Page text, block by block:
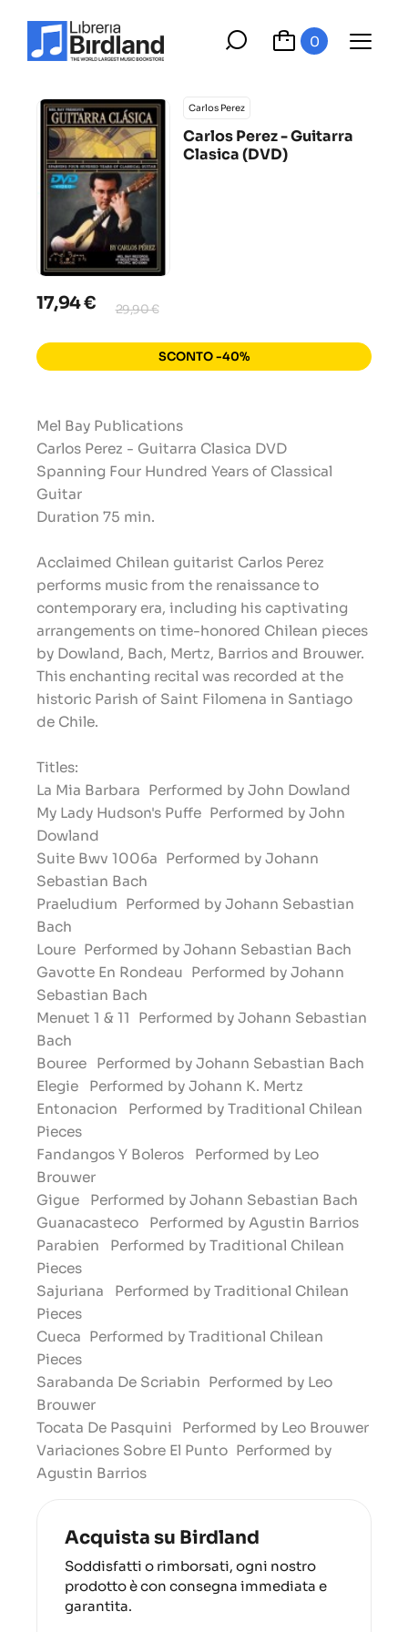
0
Carlos Perez
Carlos Perez - Guitarra
Clasica (DVD)
17,94 € 29,90 €
SCONTO -40%
Mel Bay Publications
Carlos Perez - Guitarra Clasica DVD
Spanning Four Hundred Years of Classical
Guitar
Duration 75 min.
Acclaimed Chilean guitarist Carlos Perez
performs music from the renaissance to
contemporary era, including his captivating
arrangements on time-honored Chilean pieces
by Dowland, Bach, Mertz, Barrios and Brouwer.
This enchanting recital was recorded at the
historic Parish of Saint Filomena in Santiago
de Chile.
Titles:
La Mia Barbara Performed by John Dowland
My Lady Hudson's Puffe Performed by John
Dowland
Suite Bwv 1006a Performed by Johann
Sebastian Bach
Praeludium Performed by Johann Sebastian
Bach
Loure Performed by Johann Sebastian Bach
Gavotte En Rondeau Performed by Johann
Sebastian Bach
Menuet 1 & 11
Performed by Johann Sebastian
Bach
Bouree
Performed by Johann Sebastian Bach
Elegie Performed by Johann K. Mertz
Entonacion Performed by Traditional Chilean
Pieces
Fandangos Y Boleros Performed by Leo
Brouwer
Gigue Performed by Johann Sebastian Bach
Guanacasteco
Performed by Agustin Barrios
Parabien Performed by Traditional Chilean
Pieces
Sajuriana Performed by Traditional Chilean
Pieces
Cueca Performed by Traditional Chilean
Pieces
Sarabanda De Scriabin Performed by Leo
Brouwer
Tocata De Pasquini
Performed by Leo Brouwer
Variaciones Sobre El Punto Performed by
Agustin Barrios
Acquista su Birdland
Soddisfatti o rimborsati, ogni nostro
prodotto è con consegna immediata e
garantita.